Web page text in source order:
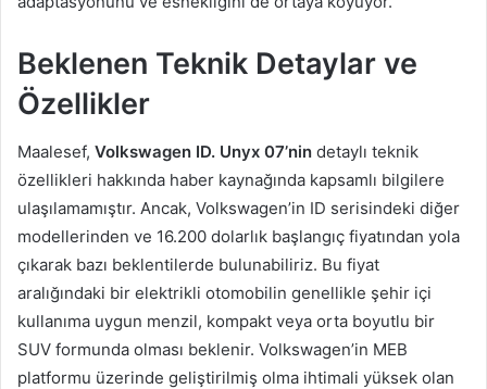
Beklenen Teknik Detaylar ve
Özellikler
Maalesef, Volkswagen ID. Unyx 07’nin detaylı teknik
özellikleri hakkında haber kaynağında kapsamlı bilgilere
ulaşılamamıştır. Ancak, Volkswagen’in ID serisindeki diğer
modellerinden ve 16.200 dolarlık başlangıç fiyatından yola
çıkarak bazı beklentilerde bulunabiliriz. Bu fiyat
aralığındaki bir elektrikli otomobilin genellikle şehir içi
kullanıma uygun menzil, kompakt veya orta boyutlu bir
SUV formunda olması beklenir. Volkswagen’in MEB
platformu üzerinde geliştirilmiş olma ihtimali yüksek olan